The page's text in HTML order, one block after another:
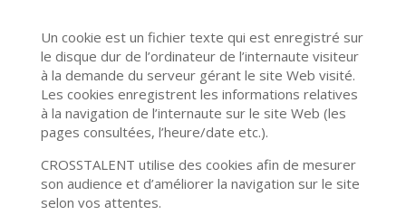
Un cookie est un fichier texte qui est enregistré sur
le disque dur de l’ordinateur de l’internaute visiteur
à la demande du serveur gérant le site Web visité.
Les cookies enregistrent les informations relatives
à la navigation de l’internaute sur le site Web (les
pages consultées, l’heure/date etc.).
CROSSTALENT utilise des cookies afin de mesurer
son audience et d’améliorer la navigation sur le site
selon vos attentes.